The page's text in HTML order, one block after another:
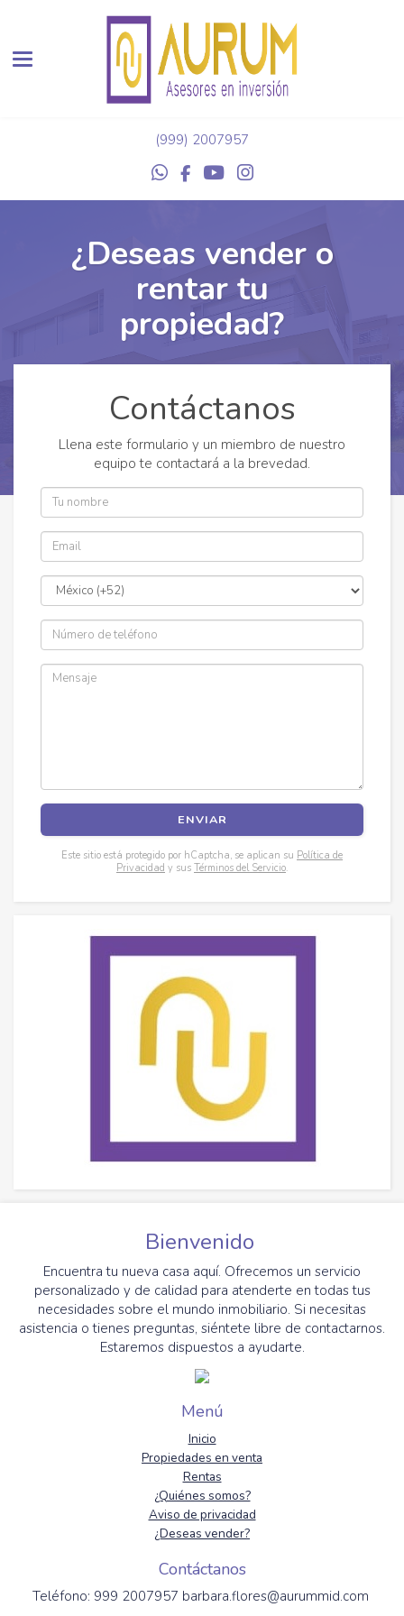
Toggle navigation
(999) 2007957
¿Deseas vender o
rentar tu
propiedad?
Contáctanos
Llena este formulario y un miembro de nuestro
equipo te contactará a la brevedad.
Este sitio está protegido por hCaptcha, se aplican su Política de
Privacidad y sus Términos del Servicio.
Bienvenido
Encuentra tu nueva casa aquí. Ofrecemos un servicio
personalizado y de calidad para atenderte en todas tus
necesidades sobre el mundo inmobiliario. Si necesitas
asistencia o tienes preguntas, siéntete libre de contactarnos.
Estaremos dispuestos a ayudarte.
Menú
Inicio
Propiedades en venta
Rentas
¿Quiénes somos?
Aviso de privacidad
¿Deseas vender?
Contáctanos
Teléfono: 999 2007957 barbara.flores@aurummid.com